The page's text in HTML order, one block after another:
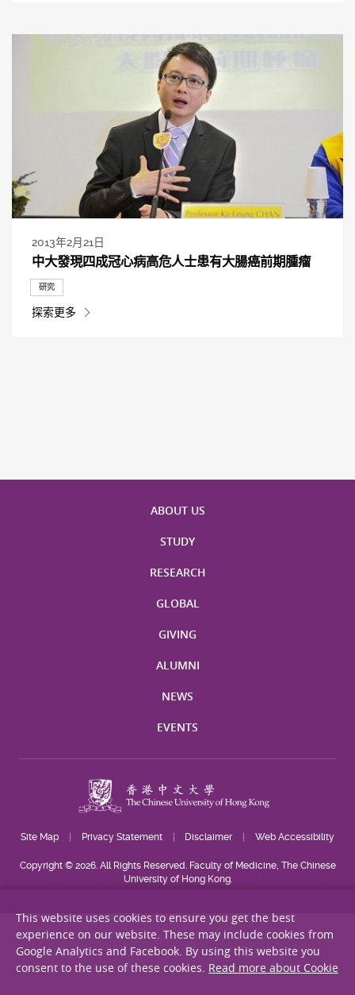
2013年2月21日
中大發現四成冠心病高危人士患有大腸癌前期腫瘤
研究
探索更多
ABOUT US
STUDY
RESEARCH
GLOBAL
GIVING
ALUMNI
NEWS
EVENTS
Site Map Privacy Statement Disclaimer Web Accessibility
Copyright © 2026. All Rights Reserved. Faculty of Medicine, The Chinese
University of Hong Kong.
This website uses cookies to ensure you get the best
experience on our website. These may include cookies from
Google Analytics and Facebook. By using this website you
consent to the use of these cookies. Read more about Cookie